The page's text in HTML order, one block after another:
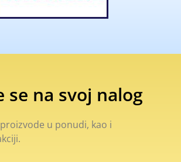
se na svoj nalog
u ponudi, kao i